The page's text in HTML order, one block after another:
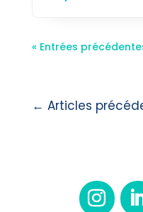
« Entrées
← Articles